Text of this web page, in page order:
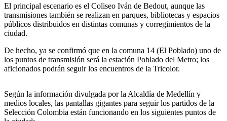
El principal escenario es el Coliseo Iván de Bedout, aunque las
transmisiones también se realizan en parques, bibliotecas y espacios
públicos distribuidos en distintas comunas y corregimientos de la
ciudad.
De hecho, ya se confirmó que en la comuna 14 (El Poblado) uno de
los puntos de transmisión será la estación Poblado del Metro; los
aficionados podrán seguir los encuentros de la Tricolor.
Según la información divulgada por la Alcaldía de Medellín y
medios locales, las pantallas gigantes para seguir los partidos de la
Selección Colombia están funcionando en los siguientes puntos de